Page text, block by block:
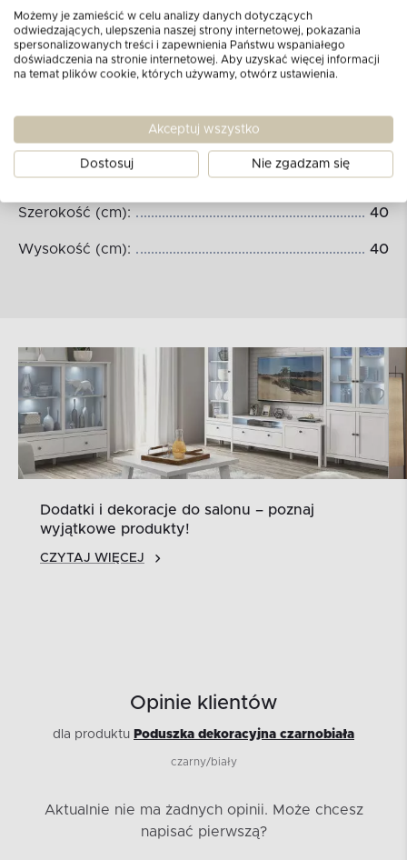
Wymiary produktu:
Szerokość (cm): 40
Wysokość (cm): 40
Dodatki i dekoracje do salonu – poznaj
wyjątkowe produkty!
CZYTAJ WIĘCEJ
Opinie klientów
dla produktu Poduszka dekoracyjna czarnobiała
czarny/biały
Aktualnie nie ma żadnych opinii. Może chcesz
napisać pierwszą?
Możemy je zamieścić w celu analizy danych dotyczących
odwiedzających, ulepszenia naszej strony internetowej, pokazania
spersonalizowanych treści i zapewnienia Państwu wspaniałego
doświadczenia na stronie internetowej. Aby uzyskać więcej informacji
na temat plików cookie, których używamy, otwórz ustawienia.
Akceptuj wszystko
Dostosuj Nie zgadzam się